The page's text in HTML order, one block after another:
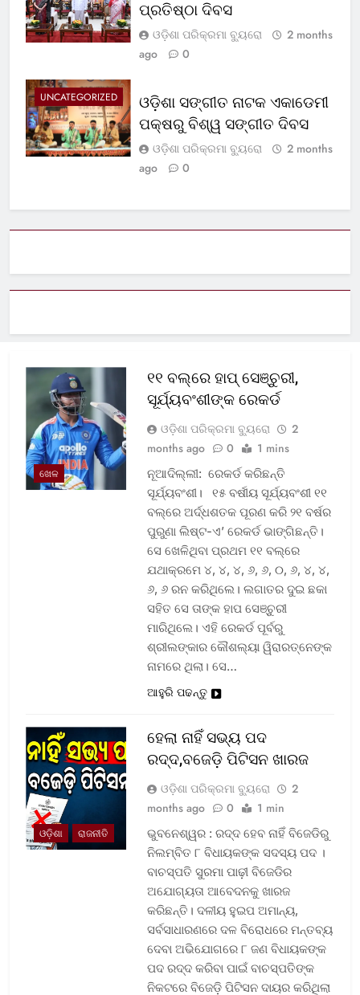
ପ୍ରତିଷ୍ଠା ଦିବସ
ଓଡ଼ିଶା ପରିକ୍ରମା ବ୍ୟୁରୋ
2 months
ago
0
UNCATEGORIZED
ଓଡ଼ିଶା ସଙ୍ଗୀତ ନାଟକ ଏକାଡେମୀ
ପକ୍ଷରୁ ବିଶ୍ୱ ସଙ୍ଗୀତ ଦିବସ
ଓଡ଼ିଶା ପରିକ୍ରମା ବ୍ୟୁରୋ
2 months
ago
0
ଖେଳ
୧୧ ବଲ୍‌ରେ ହାପ୍ ସେଞ୍ଚୁରୀ,
ସୂର୍ଯ୍ୟବଂଶୀଙ୍କ ରେକର୍ଡ
ଓଡ଼ିଶା ପରିକ୍ରମା ବ୍ୟୁରୋ
2
months ago
0 1 mins
ନୂଆଦିଲ୍ଲୀ: ରେକର୍ଡ କରିଛନ୍ତି
ସୂର୍ଯ୍ୟବଂଶୀ। ୧୫ ବର୍ଷୀୟ ସୂର୍ଯ୍ୟବଂଶୀ ୧୧
ବଲ୍‌ରେ ଅର୍ଦ୍ଧଶତକ ପୂରଣ କରି ୨୧ ବର୍ଷର
ପୁରୁଣା ଲିଷ୍ଟ-ଏ’ ରେକର୍ଡ ଭାଙ୍ଗିଛନ୍ତି।
ସେ ଖେଳିଥିବା ପ୍ରଥମ ୧୧ ବଲ୍‌ରେ
ଯଥାକ୍ରମେ ୪, ୪, ୪, ୬, ୬, ୦, ୬, ୪, ୪,
୬, ୬ ରନ କରିଥିଲେ। ଲଗାତର ଦୁଇ ଛକା
ସହିତ ସେ ତାଙ୍କ ହାପ ସେଞ୍ଚୁରୀ
ମାରିଥିଲେ। ଏହି ରେକର୍ଡ ପୂର୍ବରୁ
ଶ୍ରୀଲଙ୍କାର କୌଶଲ୍ୟା ୱିରାରତ୍ନେଙ୍କ
ନାମରେ ଥିଲା। ସେ…
ଆହୁରି ପଢନ୍ତୁ
ଓଡ଼ିଶା ରାଜନୀତି
ହେଲା ନାହିଁ ସଭ୍ୟ ପଦ
ରଦ୍ଦ,ବଜେଡ଼ି ପିଟିସନ ଖାରଜ
ଓଡ଼ିଶା ପରିକ୍ରମା ବ୍ୟୁରୋ
2
months ago
0 1 min
ଭୁବନେଶ୍ୱର : ରଦ୍ଦ ହେବ ନାହିଁ ବିଜେଡିରୁ
ନିଲମ୍ବିତ ୮ ବିଧାୟକଙ୍କ ସଦସ୍ୟ ପଦ ।
ବାଚସ୍ପତି ସୁରମା ପାଢ଼ୀ ବିଜେଡିର
ଅଯୋଗ୍ୟତା ଆବେଦନକୁ ଖାରଜ
କରିଛନ୍ତି। ଦଳୀୟ ହୁଇପ ଅମାନ୍ୟ,
ସର୍ବସାଧାରଣରେ ଦଳ ବିରୋଧରେ ମନ୍ତବ୍ୟ
ଦେବା ଅଭିଯୋଗରେ ୮ ଜଣ ବିଧାୟକଙ୍କ
ପଦ ରଦ୍ଦ କରିବା ପାଇଁ ବାଚସ୍ପତିଙ୍କ
ନିକଟରେ ବିଜେଡ଼ି ପିଟିସନ ଦାୟର କରିଥିଲା